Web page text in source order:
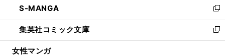
く
で
開
く
ド
ウ
で
開
ィ
ン
ド
ウ
い
ウ
ィ
ン
S-MANGA
新
し
い
ウ
集英社コミック文庫
新
し
女性マンガ